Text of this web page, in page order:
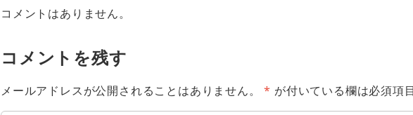
コメントはありません。
コメントを残す
メールアドレスが公開されることはありません。 * が付いている欄は必須項